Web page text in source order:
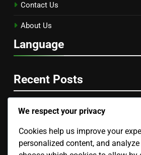
Contact Us
About Us
Language
Recent Posts
Podcast Éducatif: Contenu
Podcast De Santé: Responsabilité
We respect your privacy
Cookies help us improve your
personalized content, and